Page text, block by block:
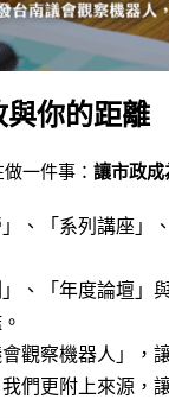
與你的距離
一件事： 讓市政成
、「系列講座」
、「年度論壇」
觀察機器人」，
們更附上來源，